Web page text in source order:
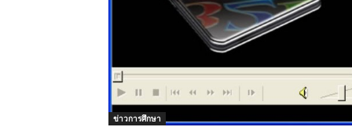
ข่าวการศึกษา